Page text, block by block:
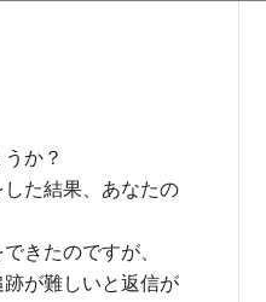
か？
た結果、あなたの
きたのですが、
が難しいと返信が